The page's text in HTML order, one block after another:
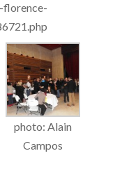
florence-
photo: Alain
Campos